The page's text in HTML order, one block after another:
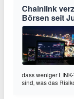
Chainlink
Börsen seit
dass weniger
sind, was das